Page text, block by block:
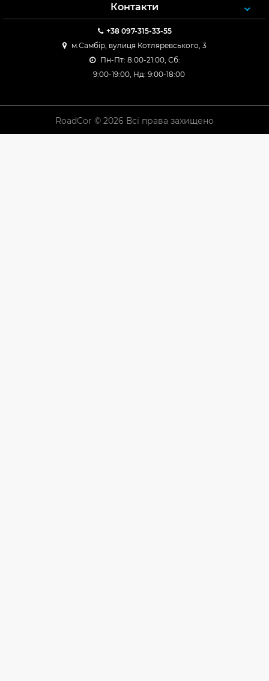
Контакти
+38 097-315-33-55
м.Самбір, вулиця Котляревського, 3
Пн-Пт: 8:00-21:00, Сб:
9:00-19:00, Нд: 9:00-18:00
RoadCor © 2026 Всі права захищено